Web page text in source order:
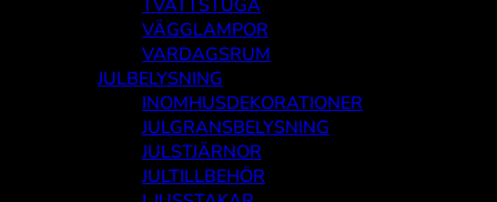
TVÄTTSTUGA
VÄGGLAMPOR
VARDAGSRUM
JULBELYSNING
INOMHUSDEKORATIONER
JULGRANSBELYSNING
JULSTJÄRNOR
JULTILLBEHÖR